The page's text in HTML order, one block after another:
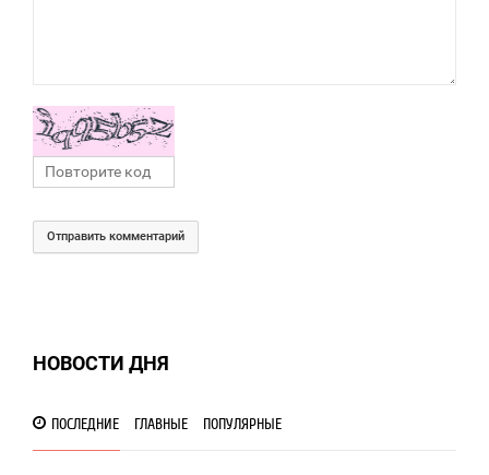
Отправить комментарий
НОВОСТИ ДНЯ
ПОСЛЕДНИЕ ГЛАВНЫЕ ПОПУЛЯРНЫЕ